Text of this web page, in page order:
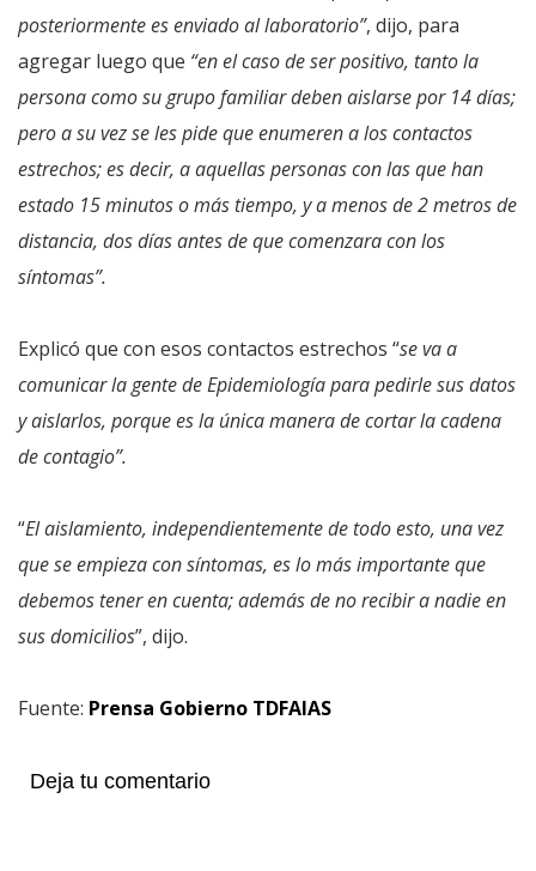
posteriormente es enviado al laboratorio”, dijo, para
agregar luego que “en el caso de ser positivo, tanto la
persona como su grupo familiar deben aislarse por 14 días;
pero a su vez se les pide que enumeren a los contactos
estrechos; es decir, a aquellas personas con las que han
estado 15 minutos o más tiempo, y a menos de 2 metros de
distancia, dos días antes de que comenzara con los
síntomas”.
Explicó que con esos contactos estrechos “se va a
comunicar la gente de Epidemiología para pedirle sus datos
y aislarlos, porque es la única manera de cortar la cadena
de contagio”.
“El aislamiento, independientemente de todo esto, una vez
que se empieza con síntomas, es lo más importante que
debemos tener en cuenta; además de no recibir a nadie en
sus domicilios”, dijo.
Fuente: Prensa Gobierno TDFAIAS
Deja tu comentario